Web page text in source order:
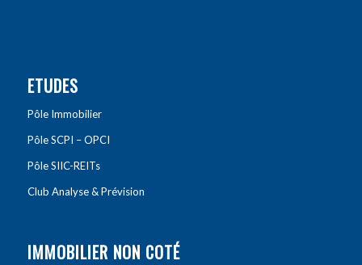
ETUDES
Pôle Immobilier
Pôle SCPI – OPCI
Pôle SIIC-REITs
Club Analyse & Prévision
IMMOBILIER NON COTÉ